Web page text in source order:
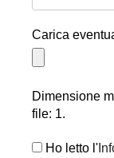
Carica
Dimensione
file: 1.
Ho letto l'